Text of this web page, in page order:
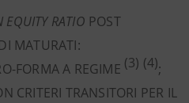
EQUITY RATIO POST
MATURATI:
FORMA A REGIME (3) (4);
CRITERI TRANSITORI PER IL